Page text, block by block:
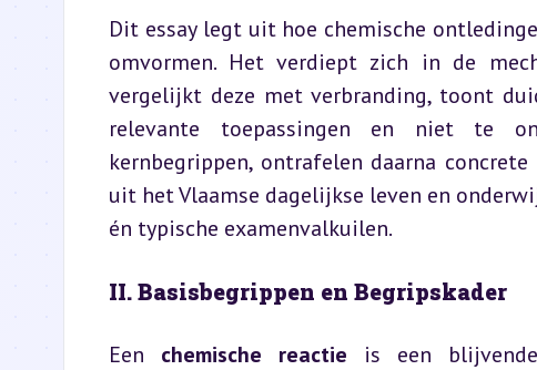
Dit essay legt uit hoe chemische
omvormen. Het verdiept zich in de
vergelijkt deze met verbranding, toont
relevante toepassingen en niet te
kernbegrippen, ontrafelen daarna
uit het Vlaamse dagelijkse leven en
én typische examenvalkuilen.
II. Basisbegrippen en Begripskader
Een chemische reactie is een